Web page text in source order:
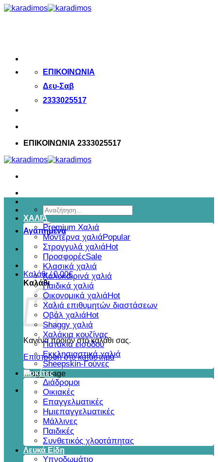
Μετάβαση
ΕΠΙΚΟΙΝΩΝΙΑ
Δευ-Σαβ
2333025517
ΕΠΙΚΟΙΝΩΝΙΑ 2333025517
Αναζήτηση
για:
Αγαπημένα
Καλάθι /0,00€
Καλάθι
Κανένα προϊόν στο καλάθι σας.
Επιστροφή στο κατάστημα
ΧΑΛΙΆ
Premium Χαλιά
Μοντέρνα χαλιά
Στρογγυλά χαλιά
Προσφορές
Κλασικά χαλιά
Καλοκαιρινά χαλιά
Παιδικά χαλιά
Οικονομικά χαλιά
Χαλιά επιθυμητών διαστάσεων
Οβάλ χαλιά
Shaggy χαλιά
Χαλάκια κουζίνας
Πατάκια εισόδου
Εκκλησιαστικά χαλιά
Sheepskin-Γούνες
Μοκέτες
Διάδρομοι
Οικιακές
Επαγγελματικές
Ημιεπαγγελματικές
Μάλλινες
Παιδικές
Συνθετικός χλοοτάπητας
Λευκά Είδη
Υπνοδωμάτιο